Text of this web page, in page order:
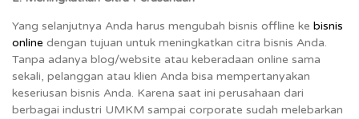
Yang selanjutnya Anda harus mengubah bisnis offline ke bisnis
online dengan tujuan untuk meningkatkan citra bisnis Anda.
Tanpa adanya blog/website atau keberadaan online sama
sekali, pelanggan atau klien Anda bisa mempertanyakan
keseriusan bisnis Anda. Karena saat ini perusahaan dari
berbagai industri UMKM sampai corporate sudah melebarkan